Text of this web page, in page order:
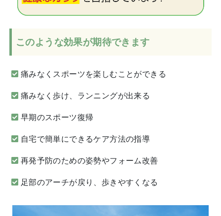
このような効果が期待できます
痛みなくスポーツを楽しむことができる
痛みなく歩け、ランニングが出来る
早期のスポーツ復帰
自宅で簡単にできるケア方法の指導
再発予防のための姿勢やフォーム改善
足部のアーチが戻り、歩きやすくなる